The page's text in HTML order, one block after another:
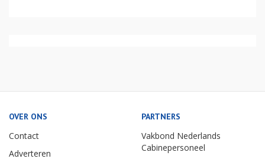
OVER ONS
Contact
Adverteren
PARTNERS
Vakbond Nederlands
Cabinepersoneel